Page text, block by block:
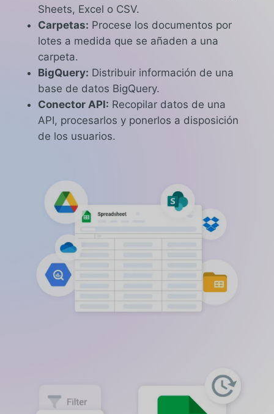
Sheets, Excel o CSV.
Carpetas: Procese los documentos por
lotes a medida que se añaden a una
carpeta.
BigQuery: Distribuir información de una
base de datos BigQuery.
Conector API: Recopilar datos de una
API, procesarlos y ponerlos a disposición
de los usuarios.